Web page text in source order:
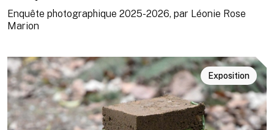
Enquête photographique 2025-2026, par Léonie Rose
Marion
Exposition